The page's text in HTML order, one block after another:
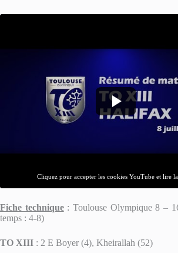
Cliquez pour accepter les cookies YouTube et lire
Fiche technique : Toulouse Olympique 8 –
temps : 4-8)
TO XIII : 2 E Boyer (4), Kheirallah (52)